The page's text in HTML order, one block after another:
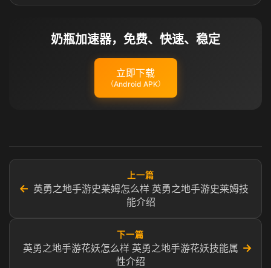
奶瓶加速器，免费、快速、稳定
立即下载
（Android APK）
←
上一篇
英勇之地手游史莱姆怎么样 英勇之地手游史莱姆技
能介绍
下一篇
英勇之地手游花妖怎么样 英勇之地手游花妖技能属
性介绍
→